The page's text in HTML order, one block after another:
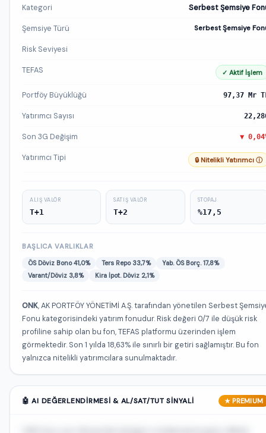
Kategori Serbest Şemsiye
Şemsiye Türü Serbest Şemsiye
Risk Seviyesi
TEFAS ✓ Aktif İşlem
Portföy Büyüklüğü 97,37 Mr
Yatırımcı Sayısı
Son 3G Değişim ▼
Yatırımcı Tipi 🔒 Nitelikli Yatırımcı ⓘ
ALIŞ VALÖR
T+1
SATIŞ VALÖR
T+2
STOPAJ
%17,5
BAŞLICA VARLIKLAR
ÖS Döviz Bono 41,0% Ters Repo 33,7%
Yab. ÖS Borç. 17,8%
Varant/Döviz 3,8%
Kira İpot. Döviz 2,1%
ONK, AK PORTFÖY YÖNETİMİ A.Ş. tarafından yönetilen Serbest
Fonu kategorisindeki yatırım fonudur. Risk değeri 0/7 ile düşük risk
profiline sahip olan bu fon, TEFAS platformu üzerinden işlem
görmektedir. Son 1 yılda 18,63% ile sınırlı bir getiri sağlamıştır. Bu fon
yalnızca nitelikli yatırımcılara sunulmaktadır.
🤖 AI DEĞERLENDIRMESI & AL/SAT/TUT SINYALI ★ PREMIUM